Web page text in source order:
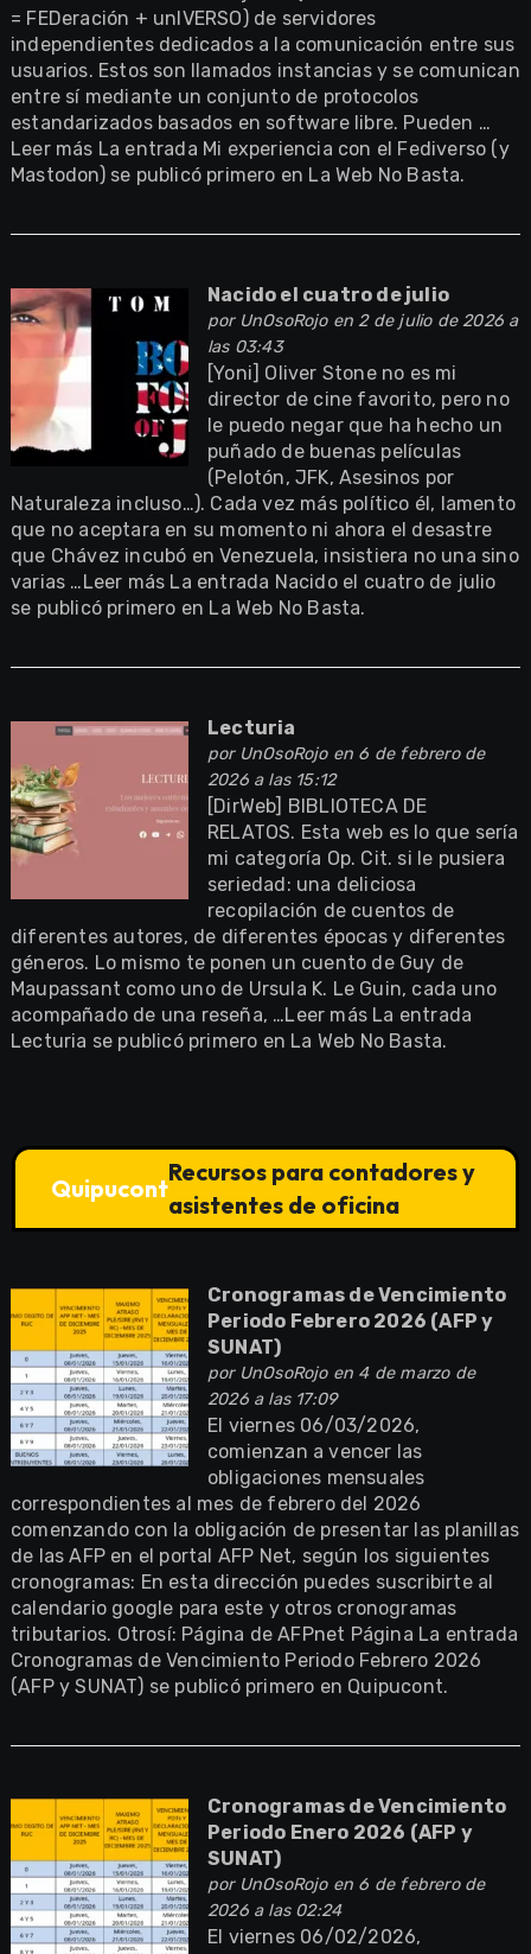
= FEDeración + unIVERSO) de servidores
independientes dedicados a la comunicación entre sus
usuarios. Estos son llamados instancias y se comunican
entre sí mediante un conjunto de protocolos
estandarizados basados en software libre. Pueden …
Leer más La entrada Mi experiencia con el Fediverso (y
Mastodon) se publicó primero en La Web No Basta.
Nacido el cuatro de julio
por UnOsoRojoen 2 de julio de 2026 a
las 03:43
[Yoni] Oliver Stone no es mi
director de cine favorito, pero no
le puedo negar que ha hecho un
puñado de buenas películas
(Pelotón, JFK, Asesinos por
Naturaleza incluso…). Cada vez más político él, lamento
que no aceptara en su momento ni ahora el desastre
que Chávez incubó en Venezuela, insistiera no una sino
varias …Leer más La entrada Nacido el cuatro de julio
se publicó primero en La Web No Basta.
Lecturia
por UnOsoRojoen 6 de febrero de
2026 a las 15:12
[DirWeb] BIBLIOTECA DE
RELATOS. Esta web es lo que sería
mi categoría Op. Cit. si le pusiera
seriedad: una deliciosa
recopilación de cuentos de
diferentes autores, de diferentes épocas y diferentes
géneros. Lo mismo te ponen un cuento de Guy de
Maupassant como uno de Ursula K. Le Guin, cada uno
acompañado de una reseña, …Leer más La entrada
Lecturia se publicó primero en La Web No Basta.
Quipucont
Recursos para contadores y
asistentes de oficina
Cronogramas de Vencimiento
Periodo Febrero 2026 (AFP y
SUNAT)
por UnOsoRojoen 4 de marzo de
2026 a las 17:09
El viernes 06/03/2026,
comienzan a vencer las
obligaciones mensuales
correspondientes al mes de febrero del 2026
comenzando con la obligación de presentar las planillas
de las AFP en el portal AFP Net, según los siguientes
cronogramas: En esta dirección puedes suscribirte al
calendario google para este y otros cronogramas
tributarios. Otrosí: Página de AFPnet Página La entrada
Cronogramas de Vencimiento Periodo Febrero 2026
(AFP y SUNAT) se publicó primero en Quipucont.
Cronogramas de Vencimiento
Periodo Enero 2026 (AFP y
SUNAT)
por UnOsoRojoen 6 de febrero de
2026 a las 02:24
El viernes 06/02/2026,